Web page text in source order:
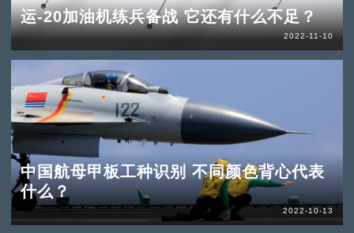
运-20加油机练兵备战 它还有什么不足？
2022-11-10
中国航母甲板工种识别 不同颜色背心代表
什么？
2022-10-13